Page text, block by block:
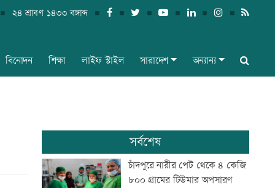
২৪ শ্রাবণ ১৪৩৩ বঙ্গাব্দ
বিনোদন শিক্ষা লাইফ স্টাইল সারাদেশ অন্যান্য
সর্বশেষ
চাঁদপুরে নারীর পেট থেকে ৪ কেজি
৮০০ গ্রামের টিউমার অপসারণ